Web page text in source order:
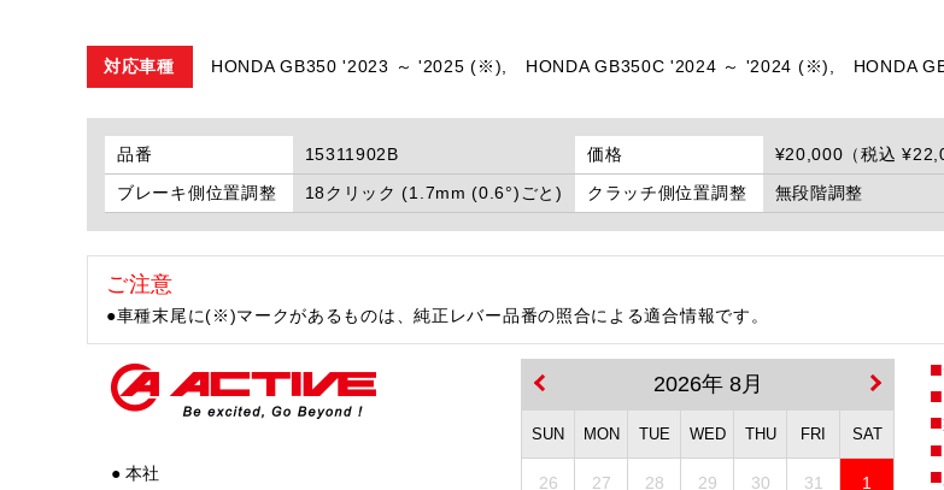
対応車種 HONDA GB350 '2023 ～ '2025 (※), HONDA GB350C '2024 ～ '2024 (※), HONDA
品番 15311902B 価格 ¥20,000（税込
ブレーキ側位置調整
18クリック (1.7mm (0.6°)ごと) クラッチ側位置調整 無段階調整
ご注意
●車種末尾に(※)マークがあるものは、純正レバー品番の照合による適合情報です。
● 本社
2026年 8月
SUN MON TUE WED THU FRI SAT
26 27 28 29 30 31 1